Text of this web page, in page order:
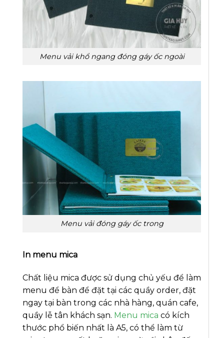
Menu vải khổ ngang đóng gáy ốc ngoài
Menu vải đóng gáy ốc trong
In menu mica
Chất liệu mica được sử dụng chủ yếu để làm
menu để bàn để đặt tại các quầy order, đặt
ngay tại bàn trong các nhà hàng, quán cafe,
quầy lễ tân khách sạn. Menu mica có kích
thước phổ biến nhất là A5, có thể làm từ